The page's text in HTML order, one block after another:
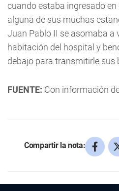
cuando estaba ingresado
alguna de sus muchas
Juan Pablo II se asomaba a
habitación del hospital y
debajo para transmitirle sus
FUENTE: Con información
Compartir la nota: